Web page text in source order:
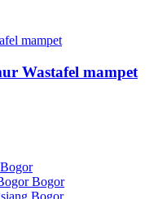
Wastafel mampet
Bogor
Bogor